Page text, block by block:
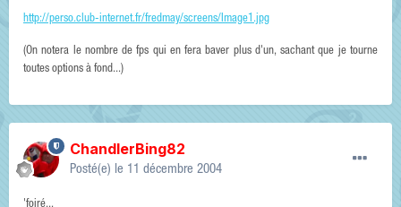
http://perso.club-internet.fr/fredmay/screens/Image1.jpg
(On notera le nombre de fps qui en fera baver plus d'un, sachant que je tourne
toutes options à fond...)
ChandlerBing82
Posté(e) le 11 décembre 2004